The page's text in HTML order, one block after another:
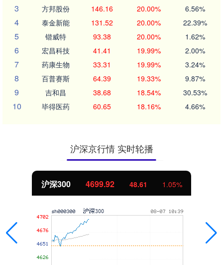
3 方邦股份 146.16 20.00% 6.56%
4 泰金新能 131.52 20.00% 22.39%
5 锴威特 93.38 20.00% 1.62%
6 宏昌科技 41.41 19.99% 2.00%
7 药康生物 33.31 19.99% 3.24%
8 百普赛斯 64.39 19.33% 9.87%
9 吉和昌 38.68 18.54% 30.53%
10 毕得医药 60.65 18.16% 4.66%
沪深京行情 实时轮播
北证50 1124.79